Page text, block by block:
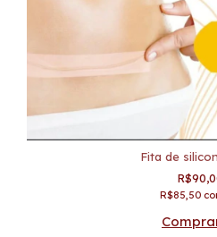
Fita de
R$85,50